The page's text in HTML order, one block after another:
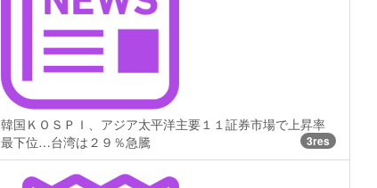
韓国ＫＯＳＰＩ、アジア太平洋主要１１証券市場で上昇率
最下位…台湾は２９％急騰
3res